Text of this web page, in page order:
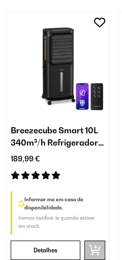
Breezecube Smart 10L
340m³/h Refrigerador
de Ar Preto
189,99 €
Informar-me em caso de
disponibilidade.
Iremos notificá-lo quando estiver
em stock.
Detalhes